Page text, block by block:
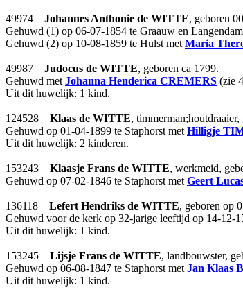
49974 Johannes Anthonie de WITTE, geboren
Gehuwd (1) op 06-07-1854 te Graauw en
Gehuwd (2) op 10-08-1859 te Hulst met Maria
49987 Judocus de WITTE, geboren ca 1799.
Gehuwd met Johanna Henderica CREMERS (zie
Uit dit huwelijk: 1 kind.
124528 Klaas de WITTE,
Gehuwd op 01-04-1899 te Staphorst met Hilligje
Uit dit huwelijk: 2 kinderen.
153243 Klaasje Frans de WITTE, werkmeid,
Gehuwd op 07-02-1846 te Staphorst met Geert
136118 Lefert Hendriks de WITTE, geboren op
Gehuwd voor de kerk op 32-jarige leeftijd op 14-12-
Uit dit huwelijk: 1 kind.
153245 Lijsje Frans de WITTE, landbouwster,
Gehuwd op 06-08-1847 te Staphorst met Jan Klaas
Uit dit huwelijk: 1 kind.